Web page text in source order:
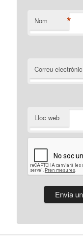
Nom *
Correu electrònic
Lloc web